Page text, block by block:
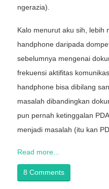
ngerazia).
Kalo menurut aku sih, lebih
handphone daripada
sebelumnya mengenai
frekuensi aktifitas
handphone bisa dibilang
masalah dibandingkan
pun pernah ketinggalan
menjadi masalah (itu kan
Read more...
8 Comments